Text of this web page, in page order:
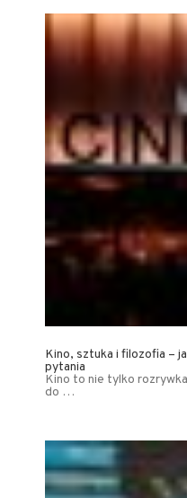
Kino, sztuka i filozofia –
pytania
Kino to nie tylko
do …